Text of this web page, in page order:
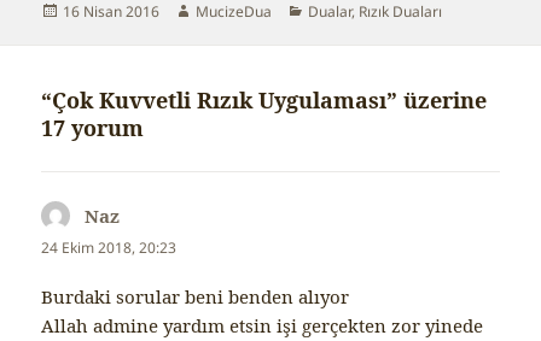
Yayın
16 Nisan 2016 Yazar
MucizeDua Kategoriler
Dualar, Rızık Duaları
“Çok Kuvvetli Rızık Uygulaması” üzerine
17 yorum
Naz
ki:
24 Ekim 2018, 20:23
Burdaki sorular beni benden alıyor
Allah admine yardım etsin işi gerçekten zor yinede